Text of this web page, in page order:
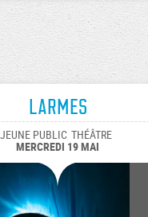
Larmes
JEUNE PUBLIC THÉÂTRE
MERCREDI 19 MAI